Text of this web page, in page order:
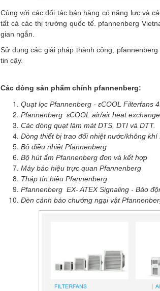
Cùng với các đối tác bán hàng có năng lực và
tất cả các thị trường quốc tế. pfannenberg
gian ngắn.
Sử dụng các giải pháp thành công,
tin cậy.
Các dòng sản phẩm chính pfannenberg:
Quạt lọc Pfannenberg - εCOOL Filterfans
Pfannenberg εCOOL air/air heat
Các dòng quạt làm mát DTS, DTI và DTT.
Dòng thiết bị trao đổi nhiệt nước/không khí
Bộ điều nhiệt Pfannenberg
Bộ hút ẩm Pfannenberg đơn và kết hợp
Máy báo hiệu trực quan Pfannenberg
Tháp tín hiệu Pfannenberg
Pfannenberg EX- ATEX Signaling - Báo
Đèn cảnh báo chướng ngại vật